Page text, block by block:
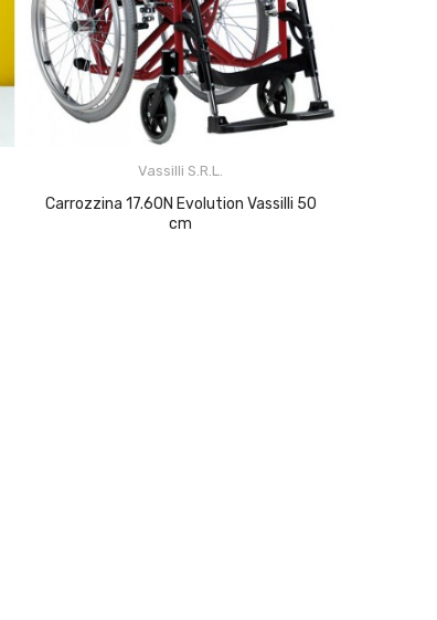
Vassilli S.r.l.
Carrozzina 17.60N Evolution Vassilli 50
cm